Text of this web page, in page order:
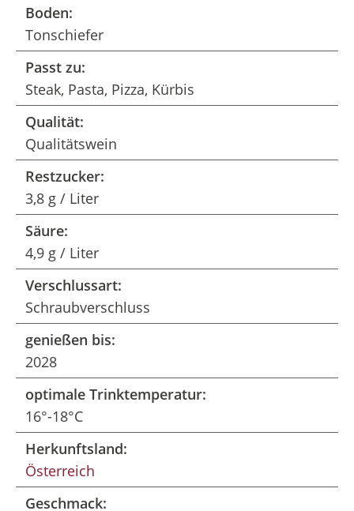
Boden:
Tonschiefer
Passt zu:
Steak, Pasta, Pizza, Kürbis
Qualität:
Qualitätswein
Restzucker:
3,8 g / Liter
Säure:
4,9 g / Liter
Verschlussart:
Schraubverschluss
genießen bis:
2028
optimale Trinktemperatur:
16°-18°C
Herkunftsland:
Österreich
Geschmack: